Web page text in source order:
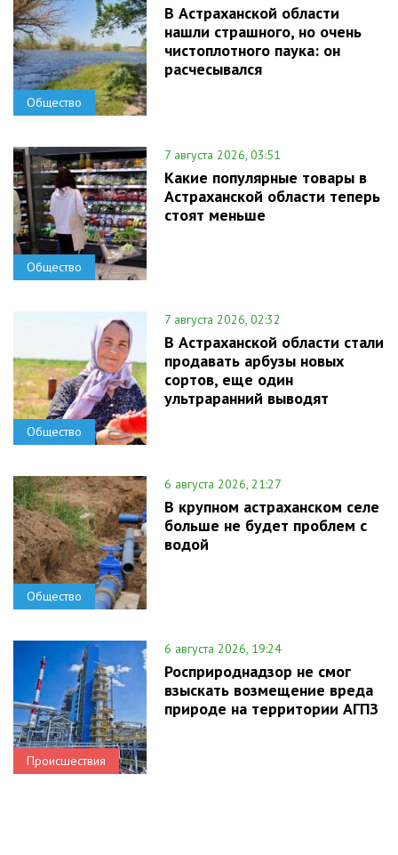
Общество
В Астраханской области
нашли страшного, но очень
чистоплотного паука: он
расчесывался
Общество
7 августа 2026, 03:51
Какие популярные товары в
Астраханской области теперь
стоят меньше
Общество
7 августа 2026, 02:32
В Астраханской области стали
продавать арбузы новых
сортов, еще один
ультраранний выводят
Общество
6 августа 2026, 21:27
В крупном астраханском селе
больше не будет проблем с
водой
Происшествия
6 августа 2026, 19:24
Росприроднадзор не смог
взыскать возмещение вреда
природе на территории АГПЗ